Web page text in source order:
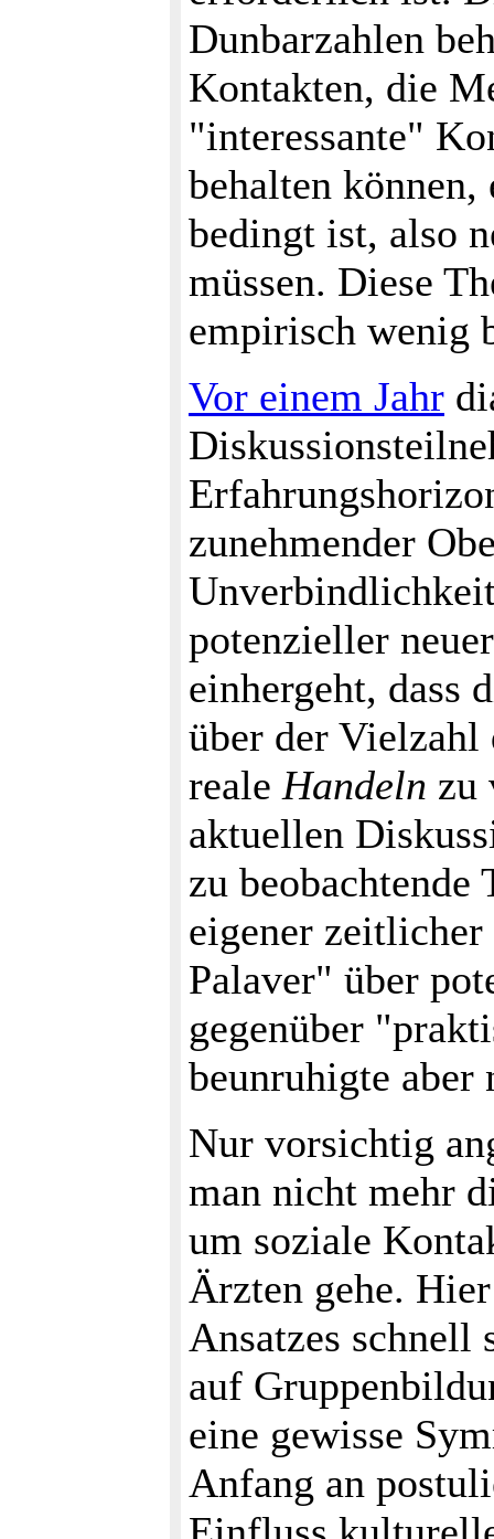
Dunbarzahlen
Kontakten, die
"interessante"
behalten
bedingt ist, also
müssen. Diese
empirisch wenig
Vor einem Jahr
zunehmender
potenzieller
einhergeht, dass
über der Vielzahl
reale Handeln zu
aktuellen
zu beobachtende
eigener
Palaver" über
gegenüber
beunruhigte aber
Nur vorsichtig
man nicht mehr
um soziale
Ärzten gehe.
Ansatzes schnell
auf
eine gewisse
Anfang an